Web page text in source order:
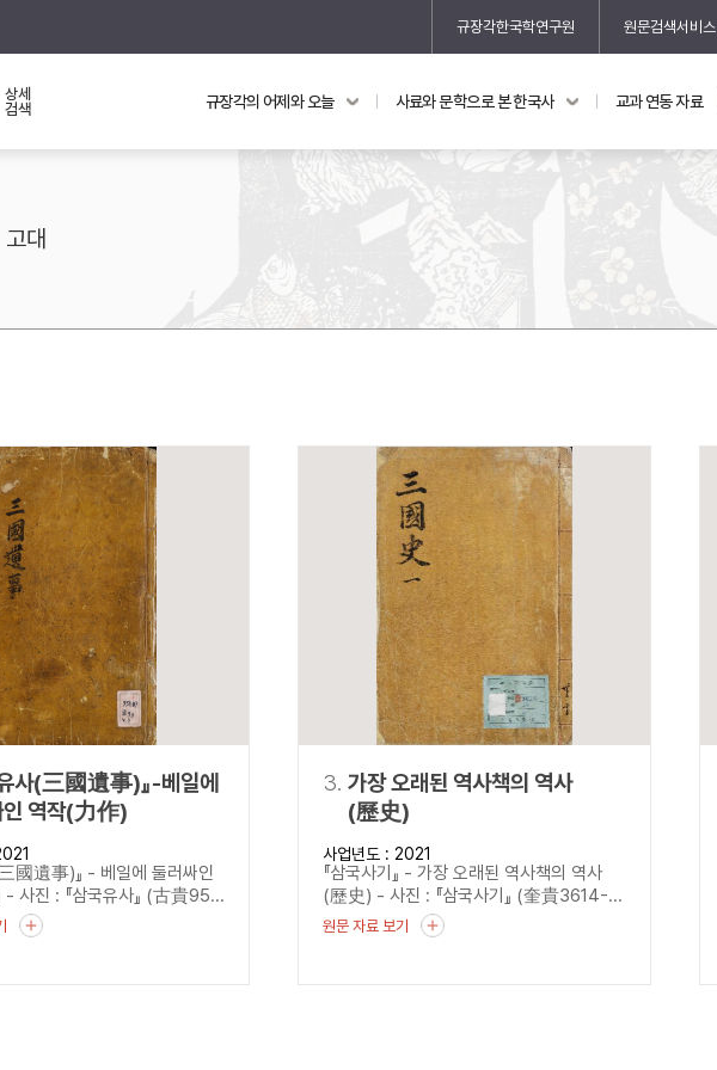
규장각한국학연구원 원문검색서비스
교과 연동 자료 의궤와 지리지 도록
상세
검색
설명
”이 동시에 포함된 자료를 검
용”이 포함된 자료를 검색
“정약용”이 나오지 않는 자
규장각의 어제와 오늘 사료와 문학으로 본 한국사 교과 연동 자료
고대
사(三國遺事)』-베일에
인 역작(力作)
國遺事)』 - 베일에 둘러싸인
사진 : 『삼국유사』 (古貴95...
3. 가장 오래된 역사책의 역사
(歷史)
사업년도 : 2021
『삼국사기』 - 가장 오래된 역사책의 역사
(歷史) - 사진 : 『삼국사기』 (奎貴3614-...
원문 자료 보기